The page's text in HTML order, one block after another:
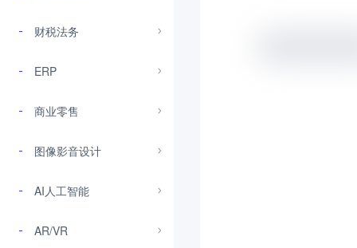
财税法务
ERP
商业零售
图像影音设计
AI人工智能
AR/VR